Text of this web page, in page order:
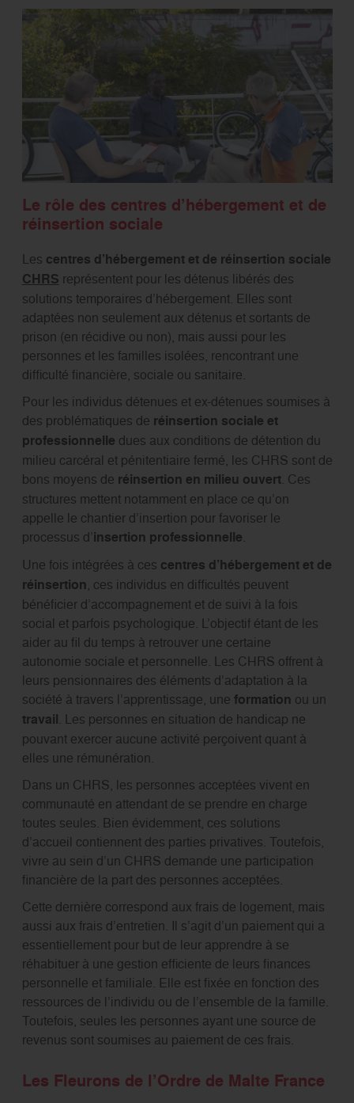
Le rôle des centres d’hébergement et de
réinsertion sociale
Les centres d’hébergement et de réinsertion sociale
CHRS représentent pour les détenus libérés des
solutions temporaires d’hébergement. Elles sont
adaptées non seulement aux détenus et sortants de
prison (en récidive ou non), mais aussi pour les
personnes et les familles isolées, rencontrant une
difficulté financière, sociale ou sanitaire.
Pour les individus détenues et ex-détenues soumises à
des problématiques de réinsertion sociale et
professionnelle dues aux conditions de détention du
milieu carcéral et pénitentiaire fermé, les CHRS sont de
bons moyens de réinsertion en milieu ouvert. Ces
structures mettent notamment en place ce qu’on
appelle le chantier d’insertion pour favoriser le
processus d’insertion professionnelle.
Une fois intégrées à ces centres d’hébergement et de
réinsertion, ces individus en difficultés peuvent
bénéficier d’accompagnement et de suivi à la fois
social et parfois psychologique. L’objectif étant de les
aider au fil du temps à retrouver une certaine
autonomie sociale et personnelle. Les CHRS offrent à
leurs pensionnaires des éléments d’adaptation à la
société à travers l’apprentissage, une formation ou un
travail. Les personnes en situation de handicap ne
pouvant exercer aucune activité perçoivent quant à
elles une rémunération.
Dans un CHRS, les personnes acceptées vivent en
communauté en attendant de se prendre en charge
toutes seules. Bien évidemment, ces solutions
d’accueil contiennent des parties privatives. Toutefois,
vivre au sein d’un CHRS demande une participation
financière de la part des personnes acceptées.
Cette dernière correspond aux frais de logement, mais
aussi aux frais d’entretien. Il s’agit d’un paiement qui a
essentiellement pour but de leur apprendre à se
réhabituer à une gestion efficiente de leurs finances
personnelle et familiale. Elle est fixée en fonction des
ressources de l’individu ou de l’ensemble de la famille.
Toutefois, seules les personnes ayant une source de
revenus sont soumises au paiement de ces frais.
Les Fleurons de l’Ordre de Malte France